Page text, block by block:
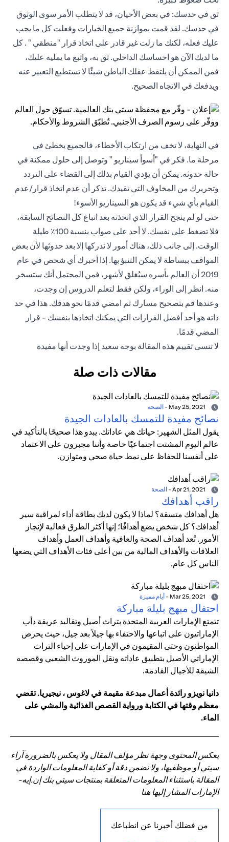
ثق في حدسك: في بعض الأحيان، قد لا يتطلب الأمر سوى الوثوق
في حدسك. لقد قمت بموازنة جميع الخيارات وفعلت كل ما يجب
عليك فعله، لكنك ما زلت غير قادر على اتخاذ قرار "منطقي " . كل
ما لديك الآن هو احساسك الداخلي. ثق به، واتبع ما يمليه عليك،
فمن الممكن أن يلتقط عقلك الباطن شيئًا لا تستطيع التعبير عنه
ويدفعك في الاتجاه الصحيح.
في النهاية، لا تخف من ارتكاب الأخطاء، فالجميع يخطئ في
مرحلة ما. فكر في "أسوأ سيناريو " وتوصل إلى حلول ممكنة في
حالة حدوثه. يمكن أن يؤدي القيام بذلك إلى القضاء على التردد
وتحريرك من المخاوف التي تقيدك. تذكر أن عدم اتخاذ قرار/عدم
القيام بأي شيء قد يكون هو السيناريو الأسوء!
حتى لو لم ينجح القرار الذي اتخذته بعد اتباع كل النصائح السابقة،
فلا تضغط على نفسك. لا أحد على صواب بنسبة 100٪ طيلة
الوقت. إلى جانب ذلك، هناك أمور لا ندركها إلا بعد حدوثها لأن بعض
المواقف ببساطة لا يمكن التنبؤ بها. إذا أخبرك أي شخص في عام
2019 أن العالم بأسره سيُغلق لأشهر، فمن المحتمل أنك ستسخر
منه. انظر إلى الوراء، ولكن فقط لتعلم الدروس إن وجدت،
وعندها قم بتصحيح مسارك ثم امضي قدمًا نحو هدفك. هذا في حد
ذاته هو أحد أفضل القرارات التي يمكنك اتخاذها بنفسك - قرار
المضي قدمًا.
لا تنسى تقييم هذه المقالة بوجه سعيد إذا وجدت أنها مفيدة
مقالات ذات صلة
- الصحة
نصائح مفيدة للتمسك بالعادات الجيدة
يقول المثل الشهير: حياتك هي عاداتك. يبدو هذا صحيحًا بالتأكيد في
عالم اليوم المشتت اجتماعيًا خاصة وأننا مجبرون على الاعتماد
على أنفسنا للحفاظ على نمط حياة صحي ومتوازن.
- الصحة
راقب أهدافك
هل أهدافك متسقة؟ لماذا لا يكون لديك بطاقة أداء لمراقبة سير
أهدافك؟ كل شخص يضع أهدافًا؛ إنها أكثر الطرق فعالية لإنجاز
الأمور. تُعد أهداف الصحة والعافية وأهداف العمل وأهداف
العلاقات والأهداف المالية من بين أعلى فئات الأهداف التي يضعها
الناس كل عام.
- أيام مميزة
احتفال مبهج بليلة مباركة
تتمتع الإمارات العربية المتحدة بتراث أصيل وتقاليد عريقة دأب
الإماراتيون على اتباعها والاحتفاء بها جيلاً بعد جيل، حيث يحرص
المواطنون وحتى المقيمون في الإمارات على إحياء التراث
الإماراتي الأصيل بتطبيق عاداته ونقل الموروث الشعبي وقصصه
الشيقة للأجيال القادمة.
دانيا نويزو رائدة أعمال مبدعة مقيمة في لاغوس ، نيجيريا. تقضي
معظم وقتها في الكتابة ورواية القصص الغذائية والمشي على
الماء.
يعكس المحتوى وجهة نظر مؤلف المقال ولا يعكس بالضرورة آراء
سيتي أو موظفيها، ولا نضمن دقة أو كفاية المعلومات الواردة في
المقالة باستثناء المعلومات المتعلقة بمنتجات سيتي بنك إن.إيه-
الإمارات المشار إليها هنا
من فضلك أخبرنا عن انطباعك